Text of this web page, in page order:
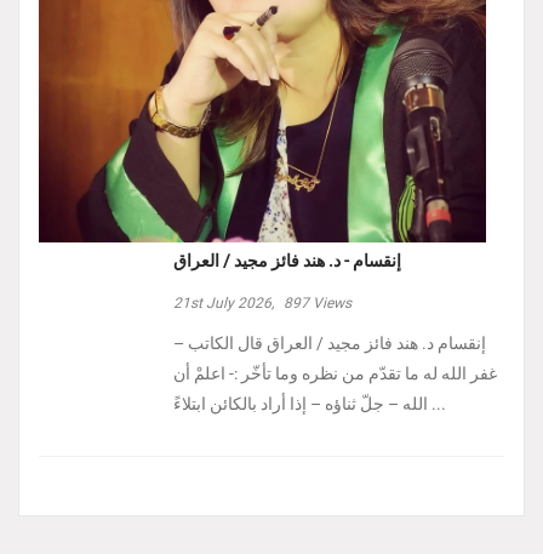
إنقسام - د. هند فائز مجيد / العراق
21st July 2026, 897Views
إنقسام د. هند فائز مجيد / العراق ‏قال الكاتب –
غفر الله له ما تقدّم من نظره وما تأخّر :- ‏اعلمْ أن
الله – جلّ ثناؤه – إذا أراد بالكائن ابتلاءً ...